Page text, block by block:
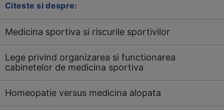
Citeste si despre:
Medicina sportiva si riscurile sportivilor
Lege privind organizarea si functionarea
cabinetelor de medicina sportiva
Homeopatie versus medicina alopata